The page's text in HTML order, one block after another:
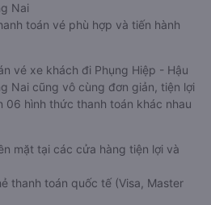
Nai
toán vé phù hợp và tiến hành
vé xe khách đi Phụng Hiệp - Hậu
Nai cũng vô cùng đơn giản, tiện lợi
06 hình thức thanh toán khác nhau
mặt tại các cửa hàng tiện lợi và
thanh toán quốc tế (Visa, Master